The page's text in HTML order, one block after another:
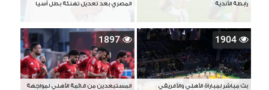
رابطة الأندية المصري بعد تعديل تهنئة بطل آسيا
1904
بث مباشر لمباراة الأهلي والأفريقي
1897
المستبعدين من قائمة الأهلي لمواجهة